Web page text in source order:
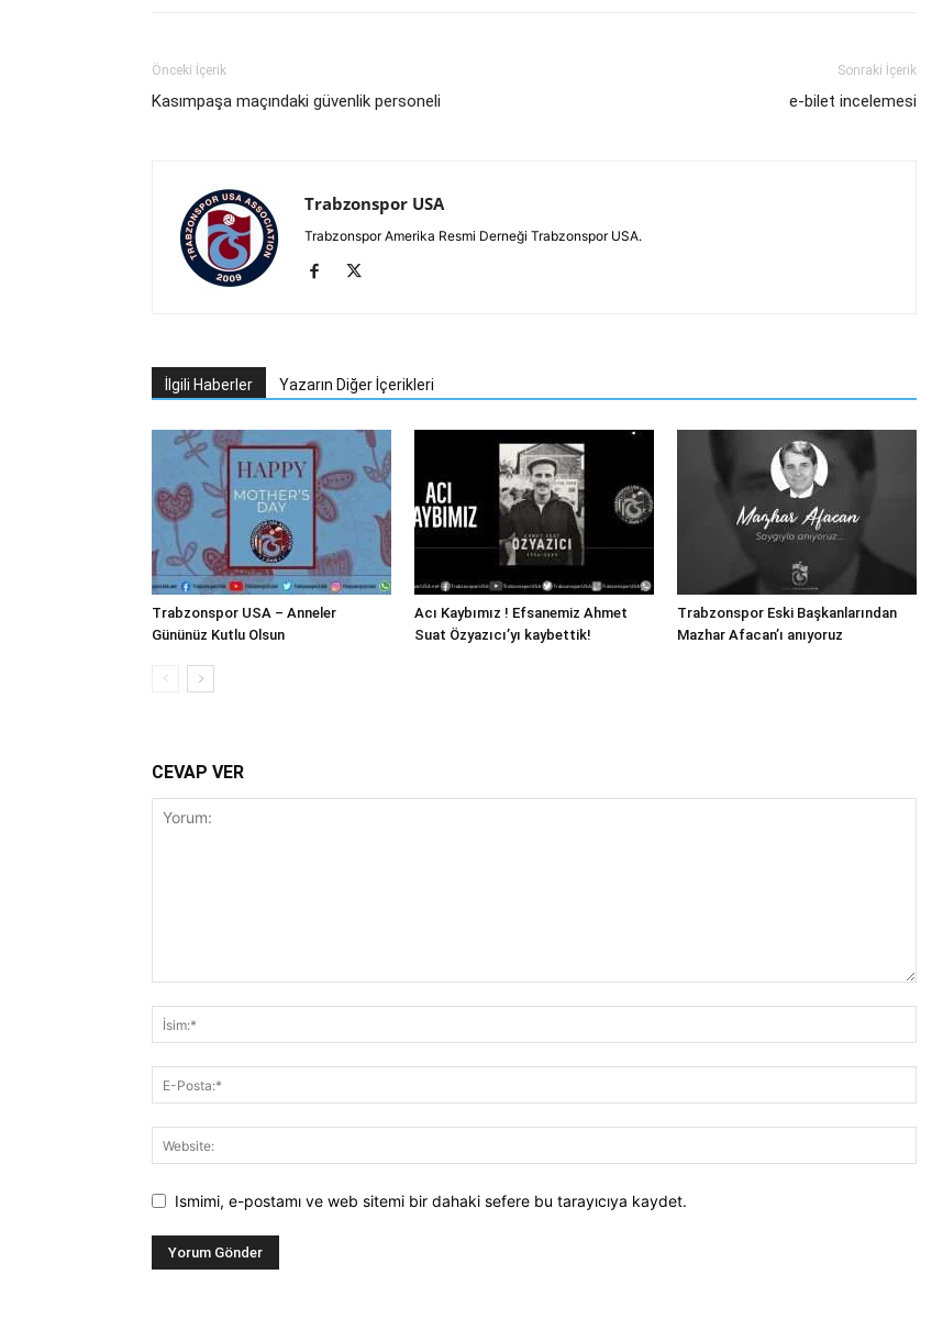
Önceki İçerik
Kasımpaşa maçındaki güvenlik personeli
Sonraki İçerik
e-bilet incelemesi
Trabzonspor USA
Trabzonspor Amerika Resmi Derneği Trabzonspor USA.
İlgili Haberler Yazarın Diğer İçerikleri
Trabzonspor USA – Anneler
Gününüz Kutlu Olsun
Acı Kaybımız ! Efsanemiz Ahmet
Suat Özyazıcı’yı kaybettik!
Trabzonspor Eski Başkanlarından
Mazhar Afacan’ı anıyoruz
CEVAP VER
Ismimi, e-postamı ve web sitemi bir dahaki sefere bu tarayıcıya kaydet.